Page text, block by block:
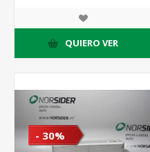
impuestos
QUIERO VER
- 30%